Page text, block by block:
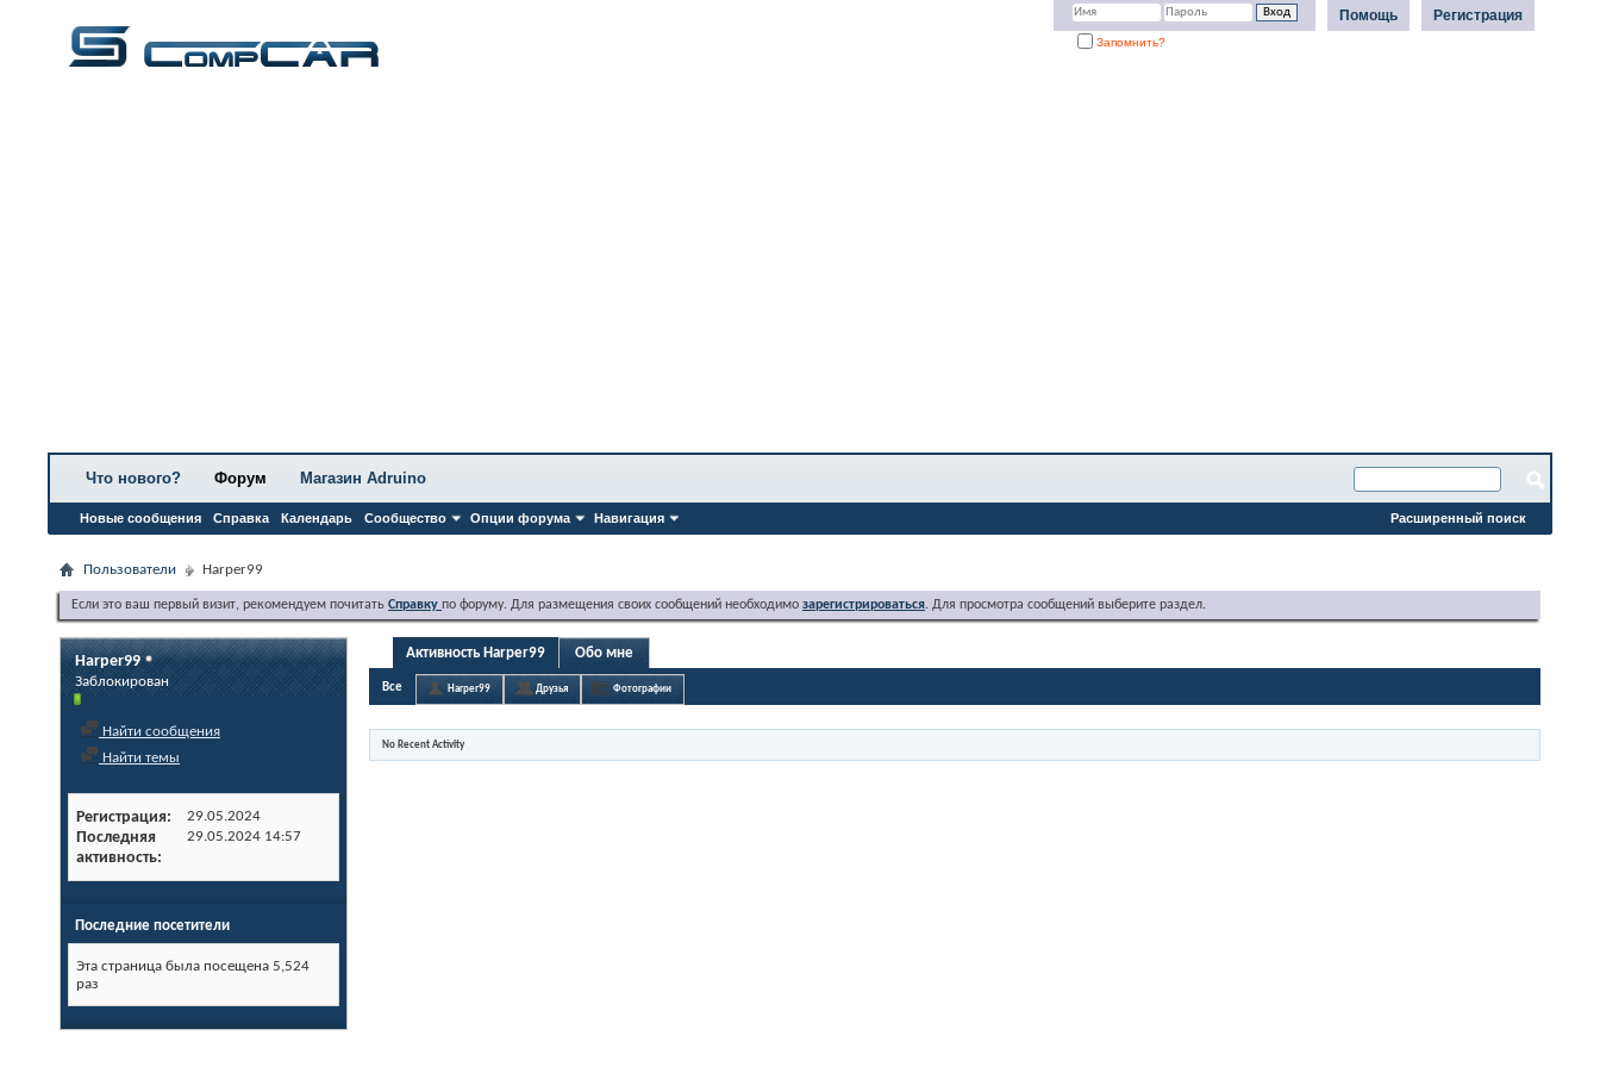
Регистрация
Помощь
Запомнить?
Что нового? Форум
Новые сообщения Справка Календарь Сообщество Опции форума Навигация
Магазин Adruino
Расширенный поиск
Пользователи Harper99
Если это ваш первый визит, рекомендуем почитать Справку по форуму. Для размещения своих сообщений необходимо зарегистрироваться. Для просмотра сообщений выберите раздел.
Harper99
Заблокирован
Найти сообщения
Найти темы
Регистрация 29.05.2024
Последняя
активность
29.05.2024 14:57
Последние посетители
Эта страница была посещена 5,524
раз
Активность Harper99 Обо мне
Все Harper99 Друзья Фотографии
No Recent Activity